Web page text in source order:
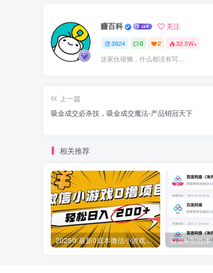
赚百科 关注
3924 0 2 32.5W+
这家伙很懒，什么都没有写...
上一篇
吸金成交必杀技，吸金成交魔法-产品销冠天下
相关推荐
2025年最新0成本微信小游戏撸收益小项目，轻松日入200+